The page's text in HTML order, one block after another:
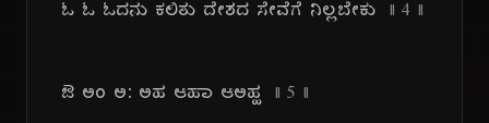
ಓ ಓ ಓದನು ಕಲಿತು ದೇಶದ ಸೇವೆಗೆ ನಿಲ್ಲಬೇಕು || ೪ ||
ಔ ಅಂ ಅ: ಅಹ ಆಹಾ ಆಅಹ್ಹ || ೫ ||